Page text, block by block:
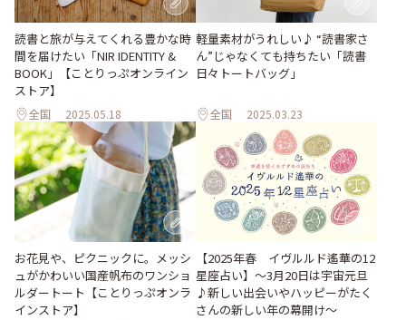
読書と旅が与えてくれる豊かな時
間を届けたい「NIR IDENTITY &
BOOK」【ことりっぷオンライン
ストア】
全国 2025.05.18
軽量素材がうれしい♪ “読書家さ
ん”じゃなくても持ちたい「読書
日々トートバッグ」
全国 2025.03.23
お花見や、ピクニックに。メッシ
ュがかわいい国産帆布のワンショ
ルダートート【ことりっぷオンラ
インストア】
【2025年春 イヴルルド遙華の12
星座占い】～3月20日は宇宙元旦
♪新しい出会いやハッピーがたく
さんの新しい年の幕開け～